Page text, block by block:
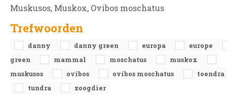
Muskusos, Muskox, Ovibos moschatus
Trefwoorden
danny danny green europa
europe
green
mammal moschatus
muskox
muskusos
ovibos ovibos moschatus
toendra
tundra
zoogdier